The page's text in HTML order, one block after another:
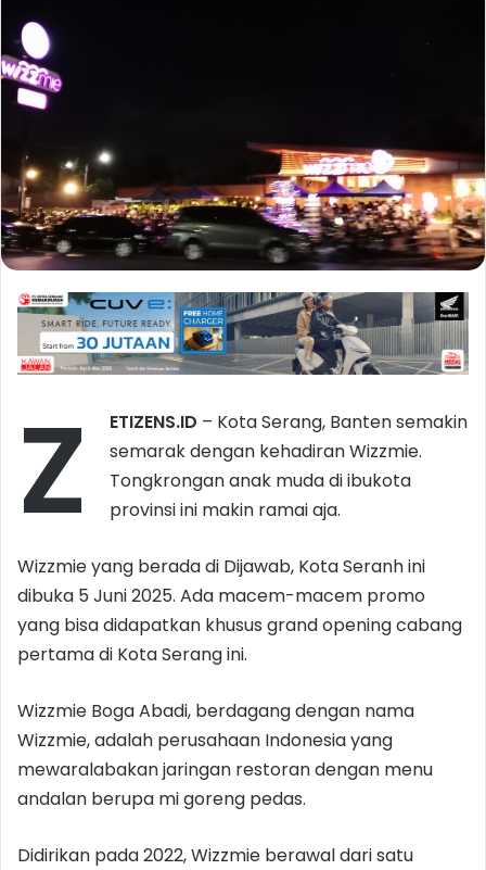
Z ETIZENS.ID – Kota Serang, Banten semakin
semarak dengan kehadiran Wizzmie.
Tongkrongan anak muda di ibukota
provinsi ini makin ramai aja.
Wizzmie yang berada di Dijawab, Kota Seranh ini
dibuka 5 Juni 2025. Ada macem-macem promo
yang bisa didapatkan khusus grand opening cabang
pertama di Kota Serang ini.
Wizzmie Boga Abadi, berdagang dengan nama
Wizzmie, adalah perusahaan Indonesia yang
mewaralabakan jaringan restoran dengan menu
andalan berupa mi goreng pedas.
Didirikan pada 2022, Wizzmie berawal dari satu